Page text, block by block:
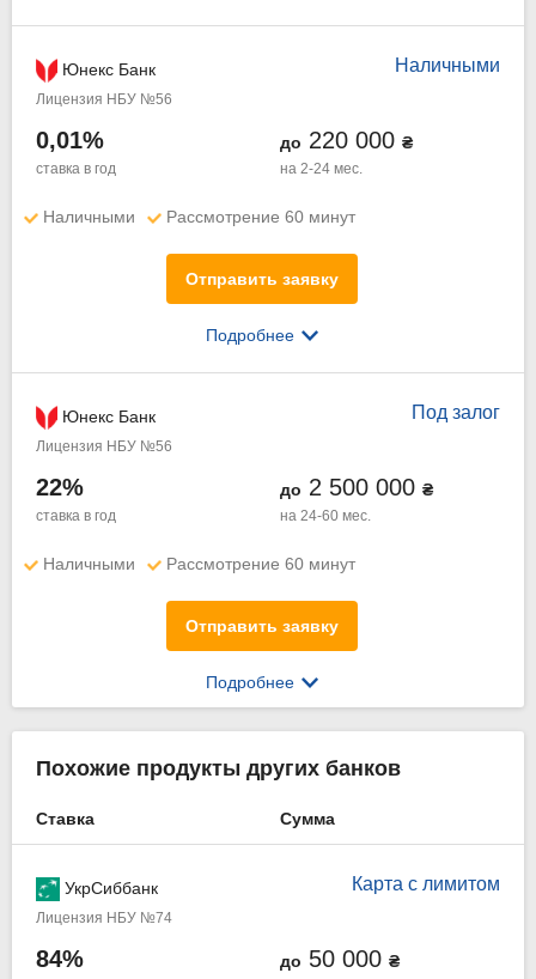
Наличными
Юнекс Банк
Лицензия НБУ №56
0,01%
ставка в год
до 220 000 ₴
на 2-24 мес.
Наличными Рассмотрение 60 минут
Отправить заявку
Подробнее
Под залог
Юнекс Банк
Лицензия НБУ №56
22%
ставка в год
до 2 500 000 ₴
на 24-60 мес.
Наличными Рассмотрение 60 минут
Отправить заявку
Подробнее
Похожие продукты других банков
Ставка Сумма
Карта с лимитом
УкрСиббанк
Лицензия НБУ №74
84% до 50 000 ₴